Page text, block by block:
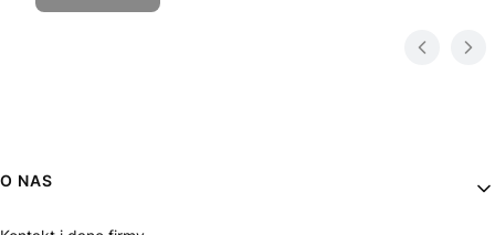
Linki w stopce
O NAS